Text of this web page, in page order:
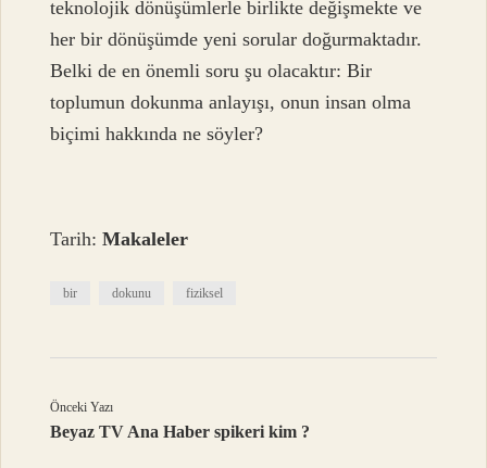
teknolojik dönüşümlerle birlikte değişmekte ve
her bir dönüşümde yeni sorular doğurmaktadır.
Belki de en önemli soru şu olacaktır: Bir
toplumun dokunma anlayışı, onun insan olma
biçimi hakkında ne söyler?
Tarih:Makaleler
bir dokunu fiziksel
Önceki Yazı
Beyaz TV Ana Haber spikeri kim ?